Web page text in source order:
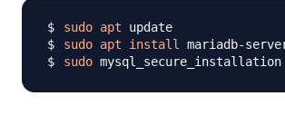
sudo apt
sudo apt install
sudo